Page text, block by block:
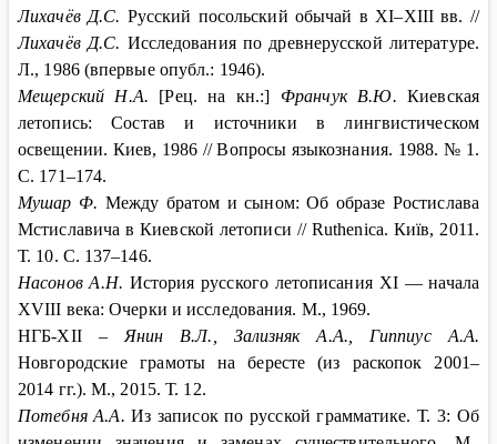
Лихачёв Д.С. Русский посольский обычай в XI–XIII вв. //
Лихачёв Д.С. Исследования по древнерусской литературе.
Л., 1986 (впервые опубл.: 1946).
Мещерский Н.А. [Рец. на кн.:] Франчук В.Ю.Киевская
летопись: Состав и источники в лингвистическом
освещении. Киев, 1986 // Вопросы языкознания. 1988. № 1.
С. 171–174.
Мушар Ф. Между братом и сыном: Об образе Ростислава
Мстиславича в Киевской летописи // Ruthenica. Київ, 2011.
Т. 10. С. 137–146.
Насонов А.Н. История русского летописания XI — начала
XVIII века: Очерки и исследования. М., 1969.
НГБ-XII – Янин В.Л., Зализняк А.А., Гиппиус А.А.
Новгородские грамоты на бересте (из раскопок 2001–
2014 гг.). М., 2015. Т. 12.
Потебня А.А.Из записок по русской грамматике. Т. 3: Об